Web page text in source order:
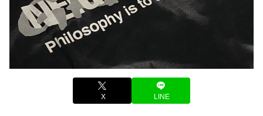
X LINE